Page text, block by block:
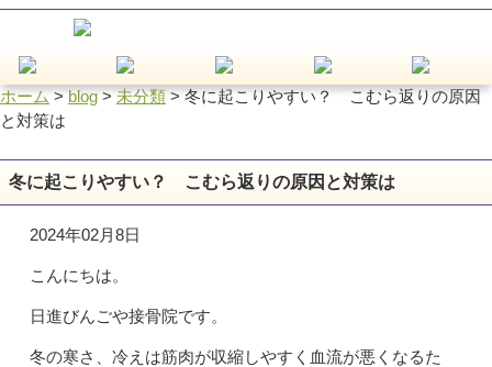
ホーム>blog>未分類>冬に起こりやすい？ こむら返りの原因
と対策は
冬に起こりやすい？ こむら返りの原因と対策は
2024年02月8日
こんにちは。
日進びんごや接骨院です。
冬の寒さ、冷えは筋肉が収縮しやすく血流が悪くなるた